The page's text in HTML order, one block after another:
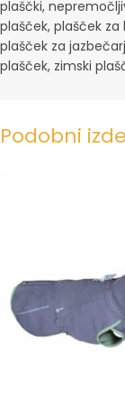
plaščki,
plašček, plašček za
plašček za
plašček, zimski
Podobni